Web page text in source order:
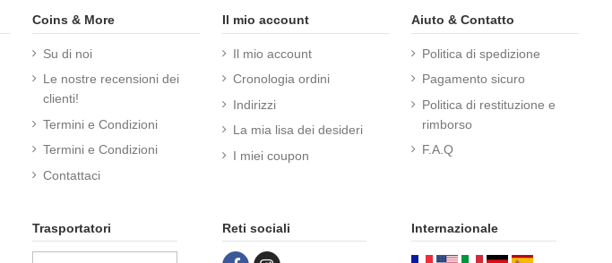
Coins & More
Su di noi
Le nostre recensioni dei
clienti!
Termini e Condizioni
Termini e Condizioni
Contattaci
Il mio account
Il mio account
Cronologia ordini
Indirizzi
La mia lisa dei desideri
I miei coupon
Aiuto & Contatto
Politica di spedizione
Pagamento sicuro
Politica di restituzione e
rimborso
F.A.Q
Trasportatori Reti sociali Internazionale